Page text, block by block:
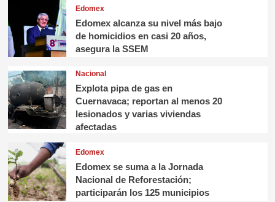
Edomex
Edomex alcanza su nivel más bajo
de homicidios en casi 20 años,
asegura la SSEM
Nacional
Explota pipa de gas en
Cuernavaca; reportan al menos 20
lesionados y varias viviendas
afectadas
Edomex
Edomex se suma a la Jornada
Nacional de Reforestación;
participarán los 125 municipios